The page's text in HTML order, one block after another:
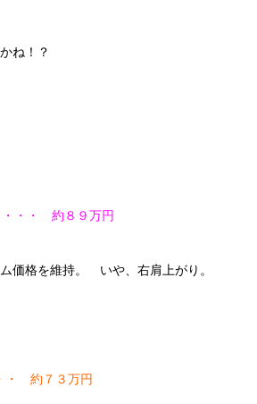
ね！？
・・ 約８９万円
格を維持。 いや、右肩上がり。
約７３万円